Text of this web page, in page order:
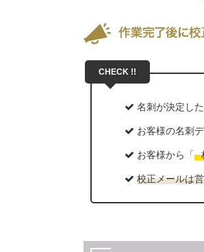
名刺が決定し
お客様の名刺
お客様から「
校正メールは